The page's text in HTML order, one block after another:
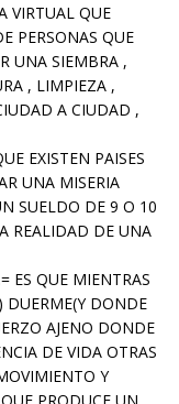
VIRTUAL QUE
PERSONAS QUE
UNA SIEMBRA ,
, LIMPIEZA ,
A CIUDAD ,
EXISTEN PAISES
UNA MISERIA
SUELDO DE 9 O 10
REALIDAD DE UNA
ES QUE MIENTRAS
DUERME(Y DONDE
AJENO DONDE
DE VIDA OTRAS
Y